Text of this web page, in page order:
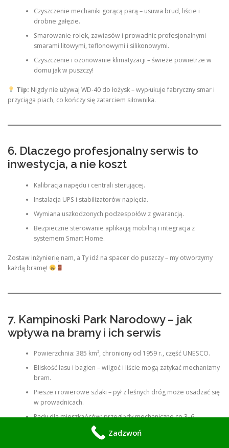
Czyszczenie mechaniki gorącą parą – usuwa brud, liście i
drobne gałęzie.
Smarowanie rolek, zawiasów i prowadnic profesjonalnymi
smarami litowymi, teflonowymi i silikonowymi.
Czyszczenie i ozonowanie klimatyzacji – świeże powietrze w
domu jak w puszczy!
Tip: Nigdy nie używaj WD-40 do łożysk – wypłukuje fabryczny smar i
przyciąga piach, co kończy się zatarciem siłownika.
6. Dlaczego profesjonalny serwis to
inwestycja, a nie koszt
Kalibracja napędu i centrali sterującej.
Instalacja UPS i stabilizatorów napięcia.
Wymiana uszkodzonych podzespołów z gwarancją.
Bezpieczne sterowanie aplikacją mobilną i integracja z
systemem Smart Home.
Zostaw inżynierię nam, a Ty idź na spacer do puszczy – my otworzymy
każdą bramę!
7. Kampinoski Park Narodowy – jak
wpływa na bramy i ich serwis
Powierzchnia: 385 km², chroniony od 1959 r., część UNESCO.
Bliskość lasu i bagien – wilgoć i liście mogą zatykać mechanizmy
bram.
Piesze i rowerowe szlaki – pył z leśnych dróg może osadzać się
w prowadnicach.
Rady dla mieszkańców: przeglądy mechaniczne co 3–6
miesięcy, smarowanie i zabezpieczenie elektroniki.
Zadzwoń